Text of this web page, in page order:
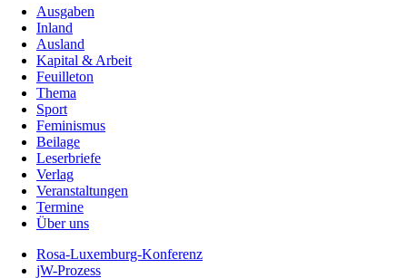
Ausgaben
Inland
Ausland
Kapital & Arbeit
Feuilleton
Thema
Sport
Feminismus
Beilage
Leserbriefe
Verlag
Veranstaltungen
Termine
Über uns
Rosa-Luxemburg-Konferenz
jW-Prozess